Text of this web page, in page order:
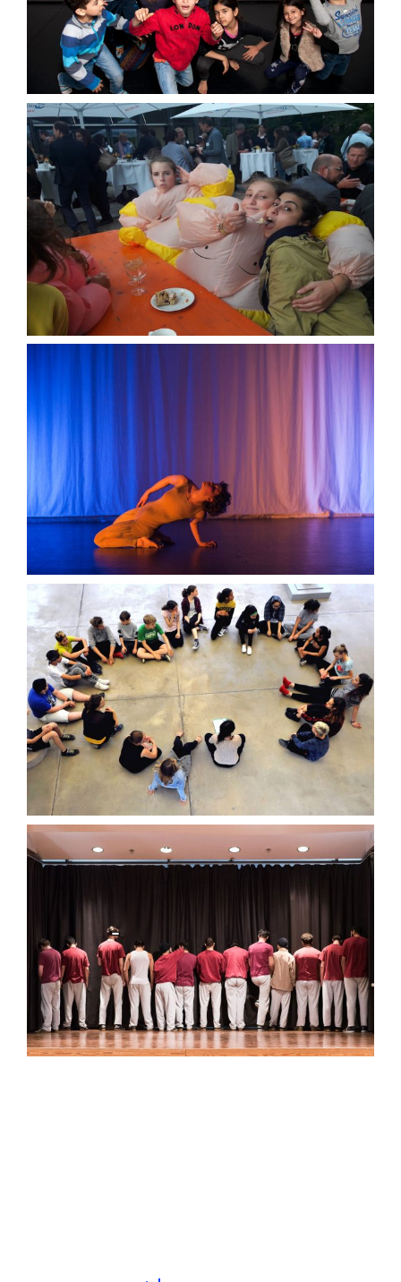
Interventionen
Tanz im Museum
Tanz im Knast